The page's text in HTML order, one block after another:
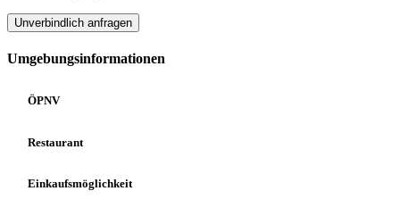
Unverbindlich anfragen
Umgebungsinformationen
ÖPNV
Restaurant
Einkaufsmöglichkeit